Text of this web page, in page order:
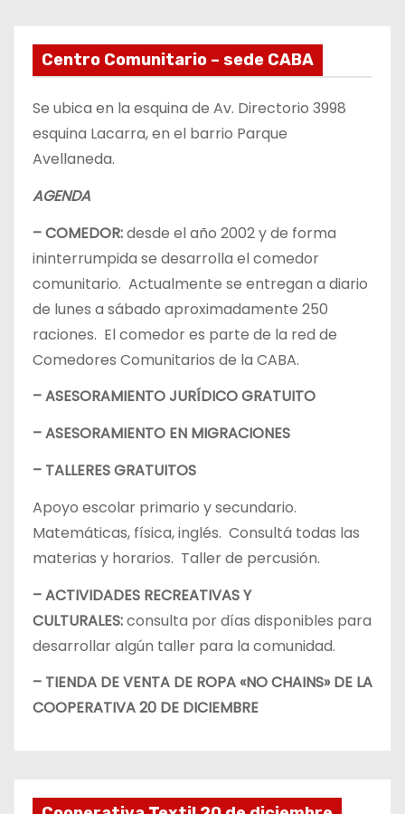
Centro Comunitario – sede CABA
Se ubica en la esquina de Av. Directorio 3998
esquina Lacarra, en el barrio Parque
Avellaneda.
AGENDA
– COMEDOR:desde el año 2002 y de forma
ininterrumpida se desarrolla el comedor
comunitario. Actualmente se entregan a diario
de lunes a sábado aproximadamente 250
raciones. El comedor es parte de la red de
Comedores Comunitarios de la CABA.
– ASESORAMIENTO JURÍDICO GRATUITO
– ASESORAMIENTO EN MIGRACIONES
– TALLERES GRATUITOS
Apoyo escolar primario y secundario.
Matemáticas, física, inglés. Consultá todas las
materias y horarios. Taller de percusión.
– ACTIVIDADES RECREATIVAS Y
CULTURALES:consulta por días disponibles para
desarrollar algún taller para la comunidad.
– TIENDA DE VENTA DE ROPA «NO CHAINS» DE LA
COOPERATIVA 20 DE DICIEMBRE